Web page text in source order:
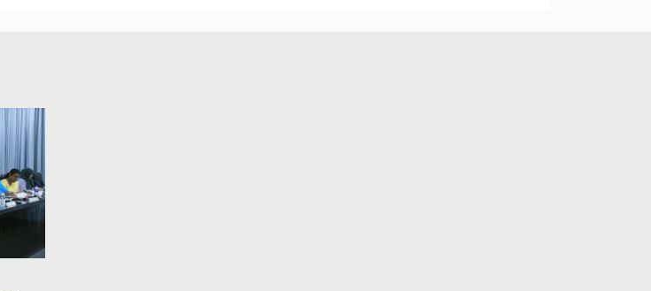
ටී.කේ. ජයසුන්දර මහතා,
සාමාජික